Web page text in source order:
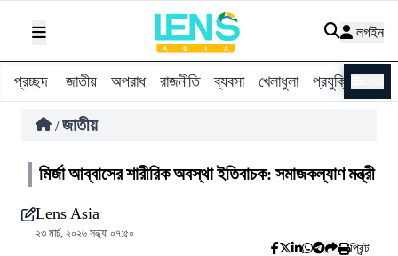
লগইন
প্রচ্ছদ জাতীয় অপরাধ রাজনীতি ব্যবসা খেলাধুলা প্রযুক্তি
/ জাতীয়
মির্জা আব্বাসের শারীরিক অবস্থা ইতিবাচক: সমাজকল্যাণ মন্ত্রী
Lens Asia
২৩ মার্চ, ২০২৬ সন্ধ্যা ০৭:৫০
প্রিন্ট